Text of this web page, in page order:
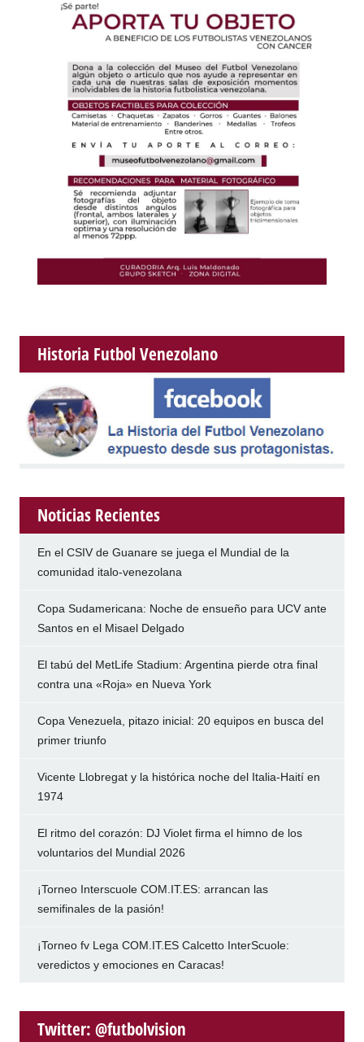
Historia Futbol Venezolano
Noticias Recientes
En el CSIV de Guanare se juega el Mundial de la
comunidad italo-venezolana
Copa Sudamericana: Noche de ensueño para UCV ante
Santos en el Misael Delgado
El tabú del MetLife Stadium: Argentina pierde otra final
contra una «Roja» en Nueva York
Copa Venezuela, pitazo inicial: 20 equipos en busca del
primer triunfo
Vicente Llobregat y la histórica noche del Italia-Haití en
1974
El ritmo del corazón: DJ Violet firma el himno de los
voluntarios del Mundial 2026
¡Torneo Interscuole COM.IT.ES: arrancan las
semifinales de la pasión!
¡Torneo fv Lega COM.IT.ES Calcetto InterScuole:
veredictos y emociones en Caracas!
Twitter: @futbolvision